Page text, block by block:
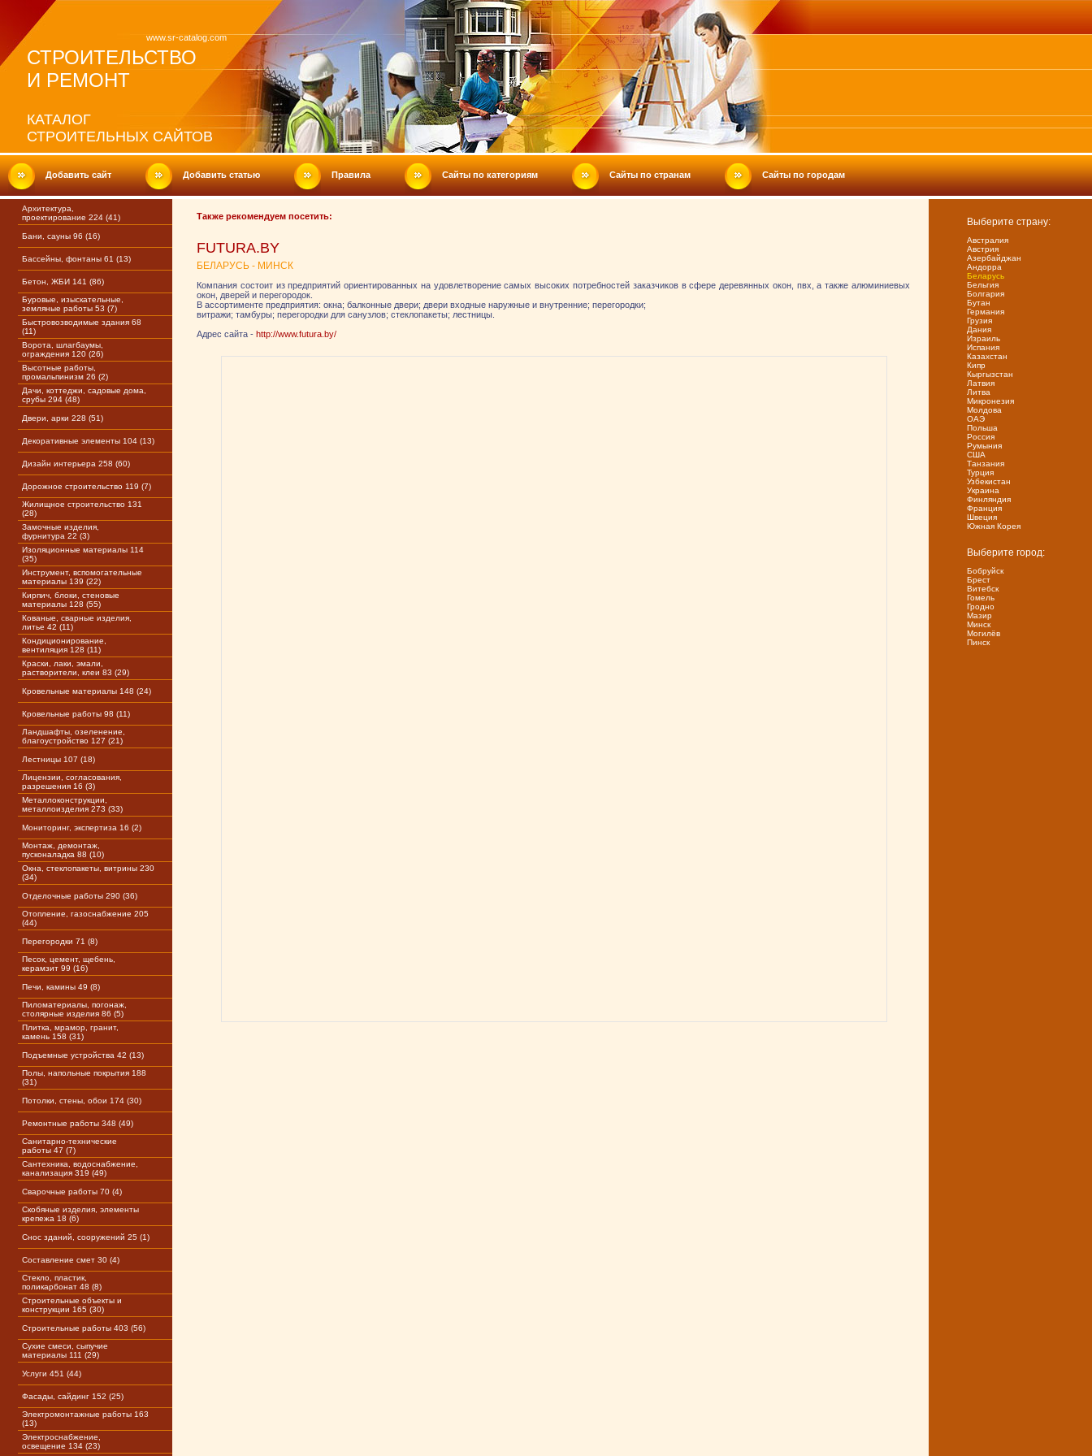
www.sr-catalog.com
СТРОИТЕЛЬСТВО
И РЕМОНТ
КАТАЛОГ
СТРОИТЕЛЬНЫХ САЙТОВ
Добавить сайт Добавить статью Правила Сайты по категориям Сайты по странам Сайты по городам
Архитектура,
проектирование 224 (41)
Бани, сауны 96 (16)
Бассейны, фонтаны 61 (13)
Бетон, ЖБИ 141 (86)
Буровые, изыскательные,
земляные работы 53 (7)
Быстровозводимые здания 68
(11)
Ворота, шлагбаумы,
ограждения 120 (26)
Высотные работы,
промальпинизм 26 (2)
Дачи, коттеджи, садовые дома,
срубы 294 (48)
Двери, арки 228 (51)
Декоративные элементы 104 (13)
Дизайн интерьера 258 (60)
Дорожное строительство 119 (7)
Жилищное строительство 131
(28)
Замочные изделия,
фурнитура 22 (3)
Изоляционные материалы 114
(35)
Инструмент, вспомогательные
материалы 139 (22)
Кирпич, блоки, стеновые
материалы 128 (55)
Кованые, сварные изделия,
литье 42 (11)
Кондиционирование,
вентиляция 128 (11)
Краски, лаки, эмали,
растворители, клеи 83 (29)
Кровельные материалы 148 (24)
Кровельные работы 98 (11)
Ландшафты, озеленение,
благоустройство 127 (21)
Лестницы 107 (18)
Лицензии, согласования,
разрешения 16 (3)
Металлоконструкции,
металлоизделия 273 (33)
Мониторинг, экспертиза 16 (2)
Монтаж, демонтаж,
пусконаладка 88 (10)
Окна, стеклопакеты, витрины 230
(34)
Отделочные работы 290 (36)
Отопление, газоснабжение 205
(44)
Перегородки 71 (8)
Песок, цемент, щебень,
керамзит 99 (16)
Печи, камины 49 (8)
Пиломатериалы, погонаж,
столярные изделия 86 (5)
Плитка, мрамор, гранит,
камень 158 (31)
Подъемные устройства 42 (13)
Полы, напольные покрытия 188
(31)
Потолки, стены, обои 174 (30)
Ремонтные работы 348 (49)
Санитарно-технические
работы 47 (7)
Сантехника, водоснабжение,
канализация 319 (49)
Сварочные работы 70 (4)
Скобяные изделия, элементы
крепежа 18 (6)
Снос зданий, сооружений 25 (1)
Составление смет 30 (4)
Стекло, пластик,
поликарбонат 48 (8)
Строительные объекты и
конструкции 165 (30)
Строительные работы 403 (56)
Сухие смеси, сыпучие
материалы 111 (29)
Услуги 451 (44)
Фасады, сайдинг 152 (25)
Электромонтажные работы 163
(13)
Электроснабжение,
освещение 134 (23)
Также рекомендуем посетить:
FUTURA.BY
БЕЛАРУСЬ - МИНСК
Компания состоит из предприятий ориентированных на удовлетворение самых высоких потребностей заказчиков в сфере деревянных окон, пвх, а также алюминиевых
окон, дверей и перегородок.
В ассортименте предприятия: окна; балконные двери; двери входные наружные и внутренние; перегородки;
витражи; тамбуры; перегородки для санузлов; стеклопакеты; лестницы.
Адрес сайта - http://www.futura.by/
Выберите страну:
Австралия
Австрия
Азербайджан
Андорра
Беларусь
Бельгия
Болгария
Бутан
Германия
Грузия
Дания
Израиль
Испания
Казахстан
Кипр
Кыргызстан
Латвия
Литва
Микронезия
Молдова
ОАЭ
Польша
Россия
Румыния
США
Танзания
Турция
Узбекистан
Украина
Финляндия
Франция
Швеция
Южная Корея
Выберите город:
Бобруйск
Брест
Витебск
Гомель
Гродно
Мазир
Минск
Могилёв
Пинск